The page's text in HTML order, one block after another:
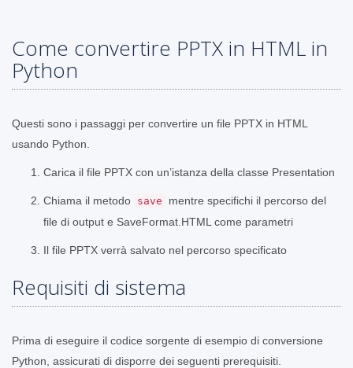
Come convertire PPTX in HTML in
Python
Questi sono i passaggi per convertire un file PPTX in HTML
usando Python.
Carica il file PPTX con un’istanza della classe Presentation
Chiama il metodo save
mentre specifichi il percorso del
file di output e SaveFormat.HTML come parametri
Il file PPTX verrà salvato nel percorso specificato
Requisiti di sistema
Prima di eseguire il codice sorgente di esempio di conversione
Python, assicurati di disporre dei seguenti prerequisiti.